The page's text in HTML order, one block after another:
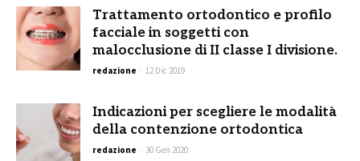
Trattamento ortodontico e profilo
facciale in soggetti con
malocclusione di II classe I divisione.
redazione - 12 Dic 2019
Indicazioni per scegliere le modalità
della contenzione ortodontica
redazione - 30 Gen 2020